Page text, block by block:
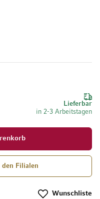
Lieferbar
in 2-3 Arbeitstagen
Filialen
Wunschliste